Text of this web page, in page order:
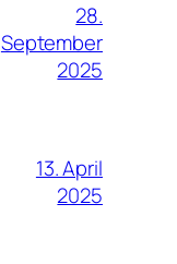
28.
September
2025
13. April
2025